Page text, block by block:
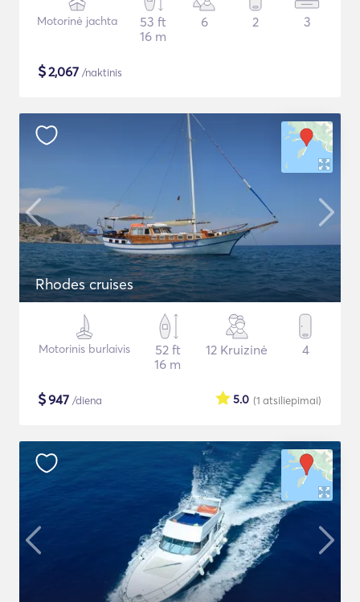
Motorinė jachta
53 ft
16 m
6 2 3
$2,067 /naktinis
Rhodes cruises
Motorinis burlaivis
52 ft
16 m
12 Kruizinė 4
$947 /diena (1 atsiliepimai)
5.0